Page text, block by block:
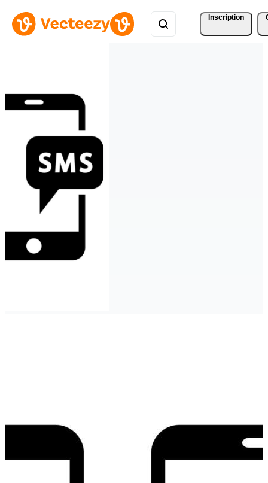
Inscription